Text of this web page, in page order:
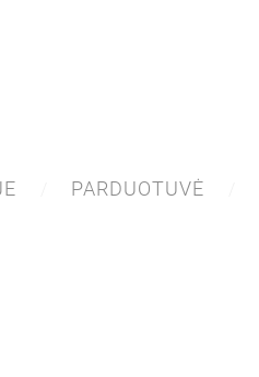
PARDUOTUVĖ